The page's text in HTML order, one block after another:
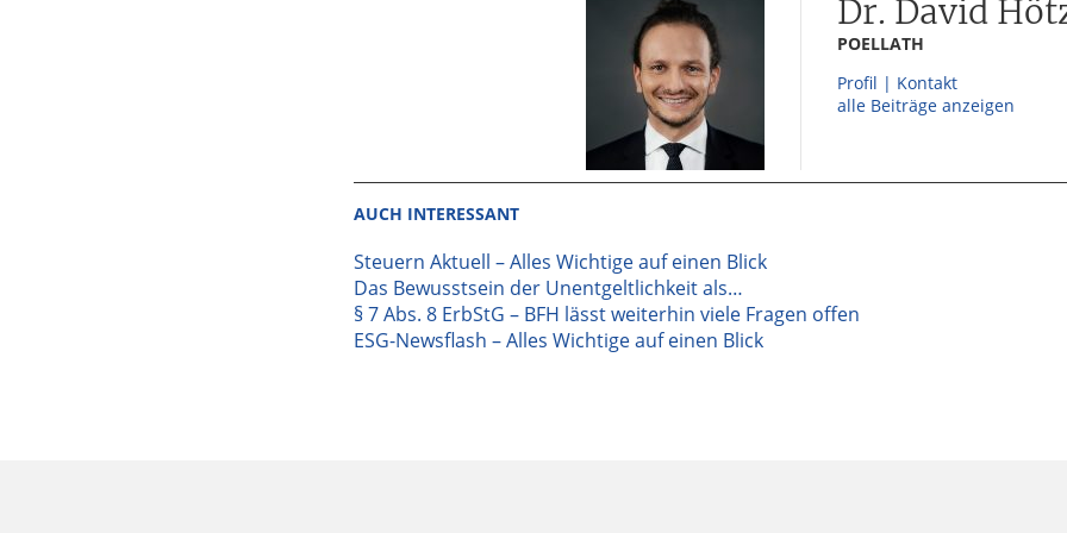
Dr. David
POELLATH
Profil | Kontakt
alle Beiträge anzeigen
AUCH INTERESSANT
Steuern Aktuell – Alles Wichtige auf einen Blick
Das Bewusstsein der Unentgeltlichkeit als…
§ 7 Abs. 8 ErbStG – BFH lässt weiterhin viele Fragen offen
ESG-Newsflash – Alles Wichtige auf einen Blick